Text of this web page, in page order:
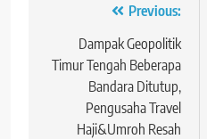
Navigasi Previous:
Dampak Geopolitik
Timur Tengah Beberapa
Bandara Ditutup,
Pengusaha Travel
Haji&Umroh Resah